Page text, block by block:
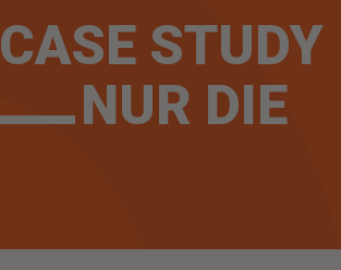
CASE STUDY
NUR DIE